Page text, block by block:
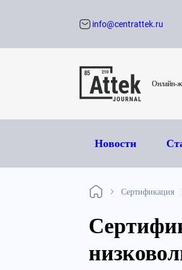
info@centrattek.ru
Онлайн-
Новости
Сертификация